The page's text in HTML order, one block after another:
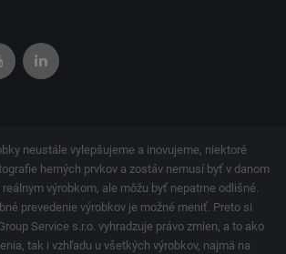
neustále vylepšujeme a inovujeme, niektoré
herných prvkov a zostáv nemusí byť v danom
výrobkom, ale môžu byť nepatrne odlišné.
prevedenie výrobkov je možné meniť. Preto si
Service s.r.o. vyhradzuje právo zmien, a to ako
tak i vzhľadu u všetkých výrobkov, najmä na